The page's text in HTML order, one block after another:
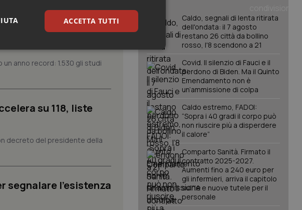
1.530 studi, il
anno record: 1.530 gli studi
su 118, liste
decreto del presidente della
segnalare l’esistenza
Caldo, segnali di lenta ritirata
dell'ondata: il 7 agosto
restano 26 città da bollino
rosso, l'8 scendono a 21
Covid. Il silenzio di Fauci e il
perdono di Biden. Ma il Quinto
Emendamento non è
un’ammissione di colpa
Caldo estremo, FADOI:
“Sopra i 40 gradi il corpo può
non riuscire più a disperdere
il calore”
Comparto Sanità. Firmato il
contratto 2025-2027.
Aumenti fino a 240 euro per
gli infermieri, arriva il capitolo
sull'IA e nuove tutele per il
personale
ACCETTA TUTTI
Marketing
di base quali la navigazione sulle pagine
senza questi cookie.
di consenso e privacy dell'utente per la loro
con il sito. Registra i dati sul consenso